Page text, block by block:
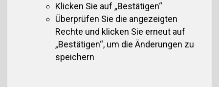
Klicken Sie auf „Bestätigen“
Überprüfen Sie die angezeigten
Rechte und klicken Sie erneut auf
„Bestätigen“, um die Änderungen zu
speichern